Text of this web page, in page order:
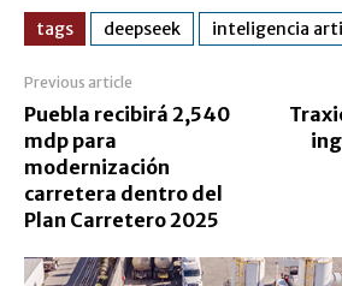
tags deepseek inteligencia
Previous article
Puebla recibirá 2,540
mdp para
modernización
carretera dentro del
Plan Carretero 2025